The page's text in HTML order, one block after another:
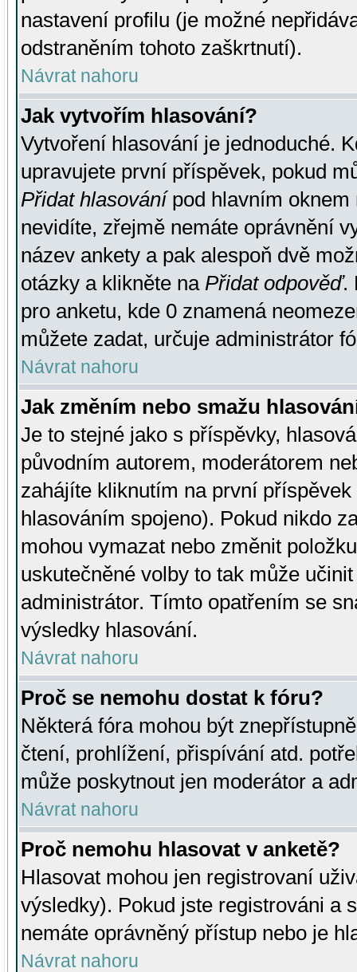
nastavení profilu (je možné
odstraněním tohoto zaškrtnutí).
Návrat nahoru
Jak vytvořím hlasování?
Vytvoření hlasování je jednoduché.
upravujete první příspěvek, pokud
Přidat hlasovánípod hlavním oknem
nevidíte, zřejmě nemáte oprávnění
název ankety a pak alespoň dvě
otázky a klikněte na Přidat odpověď.
pro anketu, kde 0 znamená
můžete zadat, určuje administrátor
Návrat nahoru
Jak změním nebo smažu
Je to stejné jako s příspěvky,
původním autorem, moderátorem
zahájíte kliknutím na první
hlasováním spojeno). Pokud nikdo
mohou vymazat nebo změnit
uskutečněné volby to tak může
administrátor. Tímto opatřením se
výsledky hlasování.
Návrat nahoru
Proč se nemohu dostat k fóru?
Některá fóra mohou být
čtení, prohlížení, přispívání atd.
může poskytnout jen moderátor a
Návrat nahoru
Proč nemohu hlasovat v anketě?
Hlasovat mohou jen registrovaní
výsledky). Pokud jste registrováni a
nemáte oprávněný přístup nebo je
Návrat nahoru